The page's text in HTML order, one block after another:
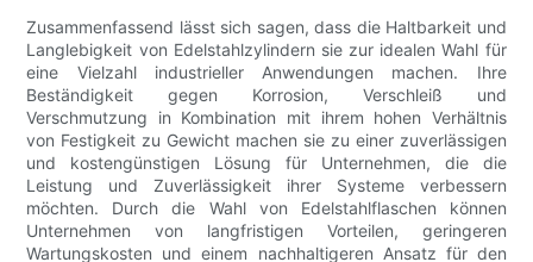
Zusammenfassend lässt sich sagen, dass die Haltbarkeit und
Langlebigkeit von Edelstahlzylindern sie zur idealen Wahl für
eine Vielzahl industrieller Anwendungen machen. Ihre
Beständigkeit gegen Korrosion, Verschleiß und
Verschmutzung in Kombination mit ihrem hohen Verhältnis
von Festigkeit zu Gewicht machen sie zu einer zuverlässigen
und kostengünstigen Lösung für Unternehmen, die die
Leistung und Zuverlässigkeit ihrer Systeme verbessern
möchten. Durch die Wahl von Edelstahlflaschen können
Unternehmen von langfristigen Vorteilen, geringeren
Wartungskosten und einem nachhaltigeren Ansatz für den